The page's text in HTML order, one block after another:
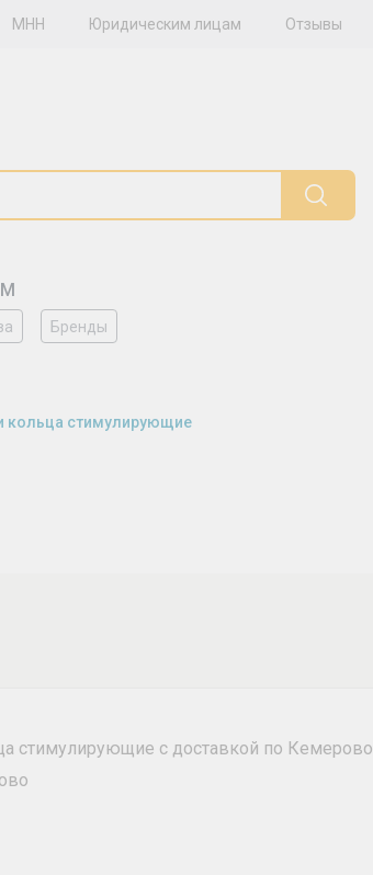
МНН Юридическим лицам Отзывы
Бренды
кольца стимулирующие
стимулирующие с доставкой по Кемерово